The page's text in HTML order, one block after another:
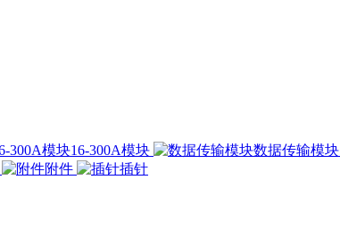
16-300A模块 数据传输模块
附件 插针